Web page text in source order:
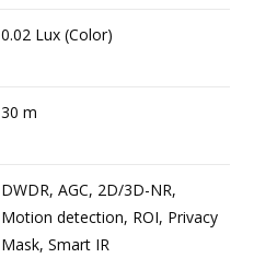
0.02 Lux (Color)
30 m
DWDR, AGC, 2D/3D-NR,
Motion detection, ROI, Privacy
Mask, Smart IR